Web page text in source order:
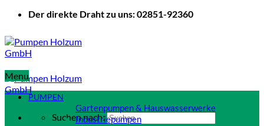
Der direkte Draht zu uns: 02851-92360
Suchen nach:
Menu
PUMPEN
Gartenpumpen & Hauswasserwerke
Industriepumpen